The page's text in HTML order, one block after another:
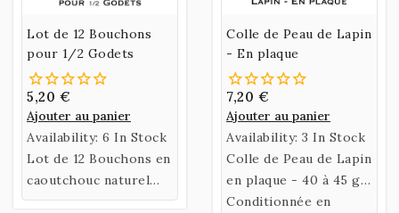
Lot de 12 Bouchons
pour 1/2 Godets
5,20 €
Ajouter au panier
Availability: 6 In Stock
Lot de 12 Bouchons en
caoutchouc naturel
pour 1/2 Godets réf.
Colle de Peau de Lapin
- En plaque
7,20 €
Ajouter au panier
Availability: 3 In Stock
Colle de Peau de Lapin
en plaque - 40 à 45 gr
- Qualité Supérieure
Conditionnée en